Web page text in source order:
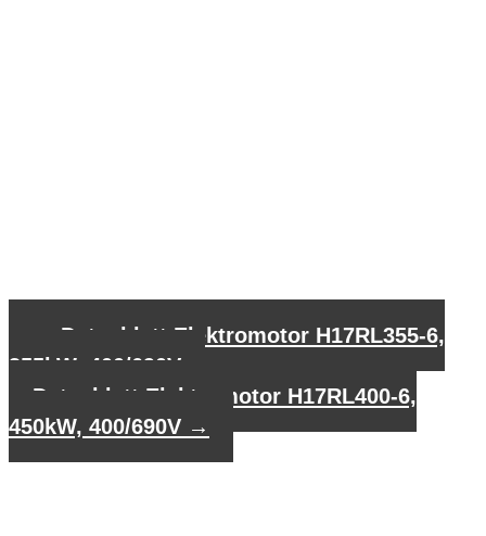
Datenblatt Elektromotor H17RL355-6,
355kW, 400/690V
Datenblatt Elektromotor H17RL400-6,
450kW, 400/690V →